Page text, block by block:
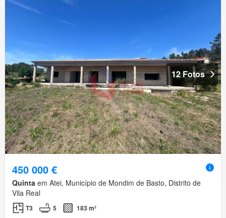
12 Fotos
450 000 €
Quinta em Atei, Município de Mondim de Basto, Distrito de
Vila Real
T3 5 183 m²